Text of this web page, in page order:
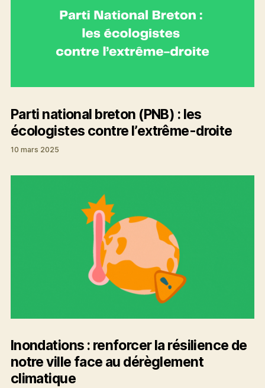
Parti national breton (PNB) : les
écologistes contre l’extrême-droite
10 mars 2025
Inondations : renforcer la résilience de
notre ville face au dérèglement
climatique